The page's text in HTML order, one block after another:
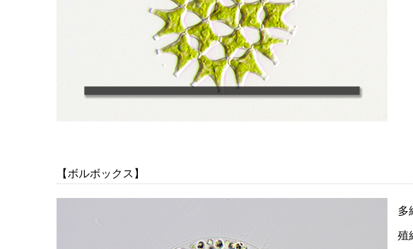
【ボルボックス】
多
殖